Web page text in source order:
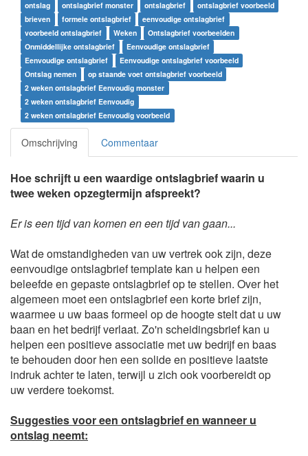
ontslag ontslagbrief monster ontslagbrief
ontslagbrief voorbeeld
brieven
formele ontslagbrief
eenvoudige ontslagbrief
voorbeeld ontslagbrief
Weken
Ontslagbrief voorbeelden
Onmiddellijke ontslagbrief
Eenvoudige ontslagbrief
Eenvoudige ontslagbrief
Eenvoudige ontslagbrief voorbeeld
Ontslag nemen
op staande voet ontslagbrief voorbeeld
2 weken ontslagbrief Eenvoudig monster
2 weken ontslagbrief Eenvoudig
2 weken ontslagbrief Eenvoudig voorbeeld
Omschrijving Commentaar
Hoe schrijft u een waardige ontslagbrief waarin u
twee weken opzegtermijn afspreekt?
Er is een tijd van komen en een tijd van gaan...
Wat de omstandigheden van uw vertrek ook zijn, deze
eenvoudige ontslagbrief template kan u helpen een
beleefde en gepaste ontslagbrief op te stellen. Over het
algemeen moet een ontslagbrief een korte brief zijn,
waarmee u uw baas formeel op de hoogte stelt dat u uw
baan en het bedrijf verlaat. Zo'n scheidingsbrief kan u
helpen een positieve associatie met uw bedrijf en baas
te behouden door hen een solide en positieve laatste
indruk achter te laten, terwijl u zich ook voorbereidt op
uw verdere toekomst.
Suggesties voor een ontslagbrief en wanneer u
ontslag neemt: